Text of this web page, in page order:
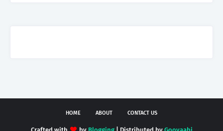
HOME ABOUT CONTACT US